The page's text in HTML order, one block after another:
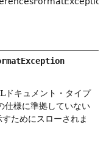
ドキュメント・タイプ
仕様に準拠していない
ためにスローされま